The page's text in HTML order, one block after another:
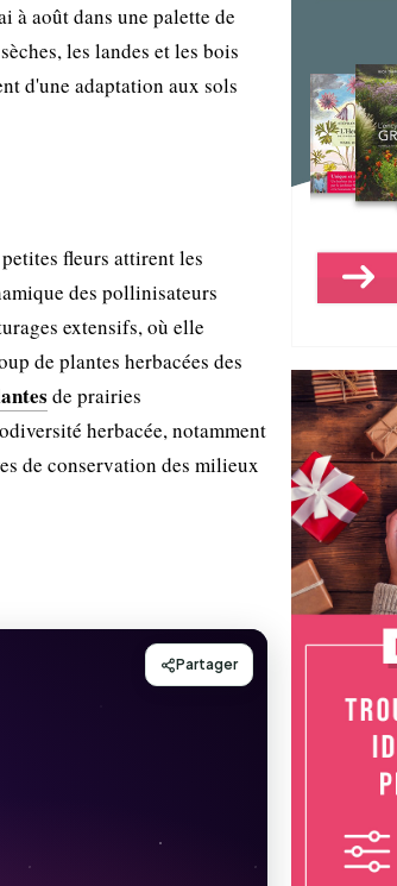
à août dans une palette de
les landes et les bois
d'une adaptation aux sols
fleurs attirent les
des pollinisateurs
extensifs, où elle
de plantes herbacées des
de prairies
herbacée, notamment
de conservation des milieux